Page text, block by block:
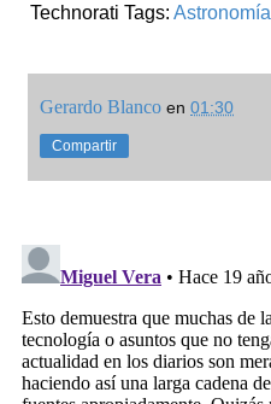
Technorati Tags: Astronomía
Gerardo Blanco en 01:30
Compartir